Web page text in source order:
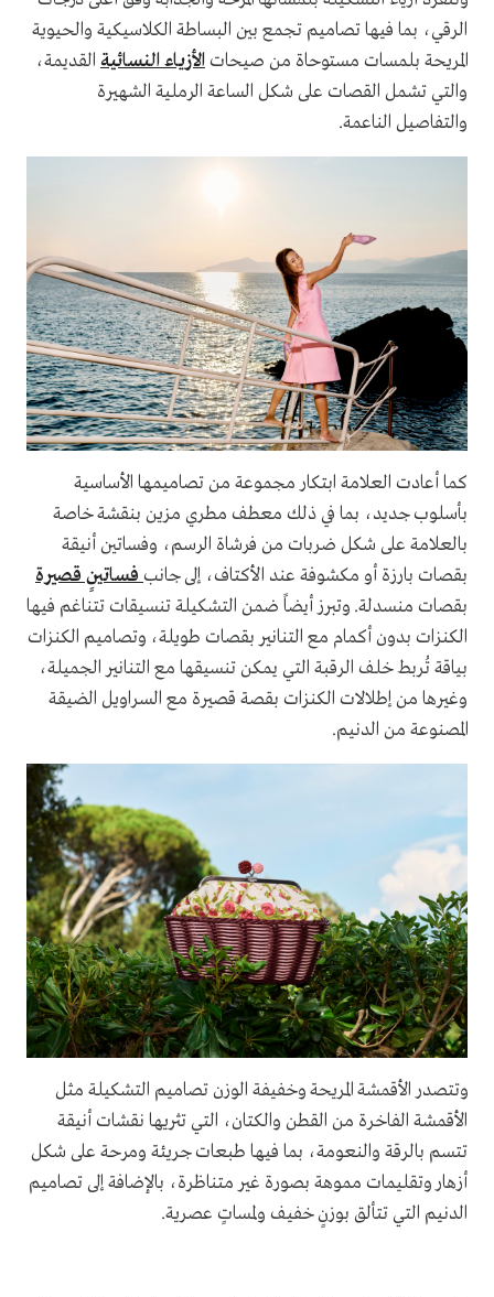
الرقي، بما فيها تصاميم تجمع بين البساطة الكلاسيكية والحيوية
المريحة بلمسات مستوحاة من صيحات الأزياء النسائية القديمة،
والتي تشمل القصات على شكل الساعة الرملية الشهيرة
والتفاصيل الناعمة.
كما أعادت العلامة ابتكار مجموعة من تصاميمها الأساسية
بأسلوب جديد، بما في ذلك معطف مطري مزين بنقشة خاصة
بالعلامة على شكل ضربات من فرشاة الرسم، وفساتين أنيقة
بقصات بارزة أو مكشوفة عند الأكتاف، إلى جانب فساتينٍ قصيرة
بقصات منسدلة. وتبرز أيضاً ضمن التشكيلة تنسيقات تتناغم فيها
الكنزات بدون أكمام مع التنانير بقصات طويلة، وتصاميم الكنزات
بياقة تُربط خلف الرقبة التي يمكن تنسيقها مع التنانير الجميلة،
وغيرها من إطلالات الكنزات بقصة قصيرة مع السراويل الضيقة
المصنوعة من الدنيم.
وتتصدر الأقمشة المريحة وخفيفة الوزن تصاميم التشكيلة مثل
الأقمشة الفاخرة من القطن والكتان، التي تثريها نقشات أنيقة
تتسم بالرقة والنعومة، بما فيها طبعات جريئة ومرحة على شكل
أزهار وتقليمات مموهة بصورة غير متناظرة، بالإضافة إلى تصاميم
الدنيم التي تتألق بوزنٍ خفيف ولمساتٍ عصرية.